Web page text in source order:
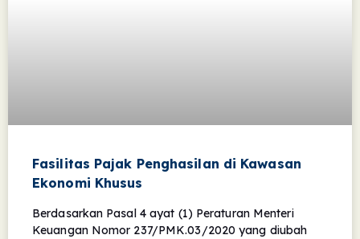
Fasilitas Pajak Penghasilan di Kawasan
Ekonomi Khusus
Berdasarkan Pasal 4 ayat (1) Peraturan Menteri
Keuangan Nomor 237/PMK.03/2020 yang diubah